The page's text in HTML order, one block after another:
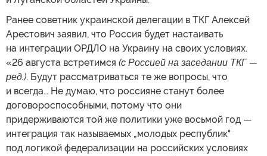
Ранее советник украинской делегации в ТКГ Алексей
Арестович заявил, что Россия будет настаивать
на интеграции ОРДЛО на Украину на своих условиях.
«26 августа встретимся (с Россией на заседании ТКГ —
ред.). Будут рассматриваться те же вопросы, что
и всегда… Не думаю, что россияне станут более
договороспособными, потому что они
придерживаются той же политики уже восьмой год —
интеграция так называемых „молодых республик"
под логикой федерализации на российских условиях